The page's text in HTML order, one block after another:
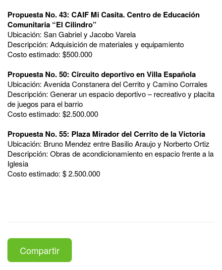
Propuesta No. 43: CAIF Mi Casita. Centro de Educación
Comunitaria “El Cilindro”
Ubicación: San Gabriel y Jacobo Varela
Descripción: Adquisición de materiales y equipamiento
Costo estimado: $500.000
Propuesta No. 50: Circuito deportivo en Villa Española
Ubicación: Avenida Constanera del Cerrito y Camino Corrales
Descripción: Generar un espacio deportivo – recreativo y placita
de juegos para el barrio
Costo estimado: $2.500.000
Propuesta No. 55: Plaza Mirador del Cerrito de la Victoria
Ubicación: Bruno Mendez entre Basilio Araujo y Norberto Ortiz
Descripción: Obras de acondicionamiento en espacio frente a la
Iglesia
Costo estimado: $ 2.500.000
Compartir